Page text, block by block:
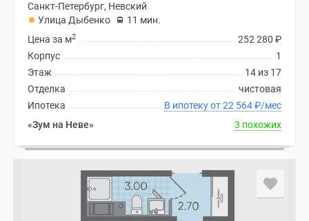
Санкт-Петербург, Невский
Улица Дыбенко
11 мин.
252 280 ₽
Цена за м2
1
Корпус
14 из 17
Этаж
чистовая
Отделка
В ипотеку от 22 564₽/мес
Ипотека
«Зум на Неве»
3 похожих